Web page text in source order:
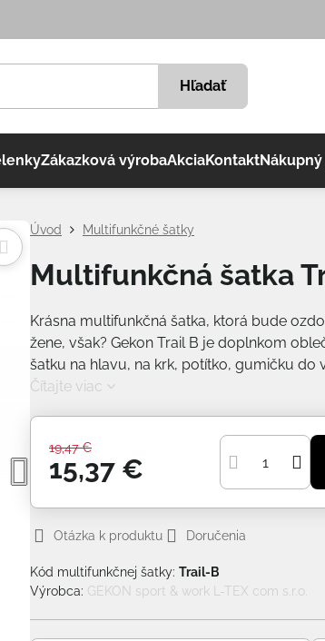
Hľadať
Zákazková výrobaAkciaKontakt
Úvod Multifunkčné šatky
Multifunkčná šatka
Krásna multifunkčná šatka, ktorá bude
žene, však? Gekon Trail B je doplnkom
šatku na hlavu, na krk, potítko, gumičku do
Čítajte viac
19,47 €
15,37 €
Otázka k produktu Doručenia
Kód multifunkčnej šatky: Trail-B
Výrobca: GEKON sport & work L-TEX com s.r.o.